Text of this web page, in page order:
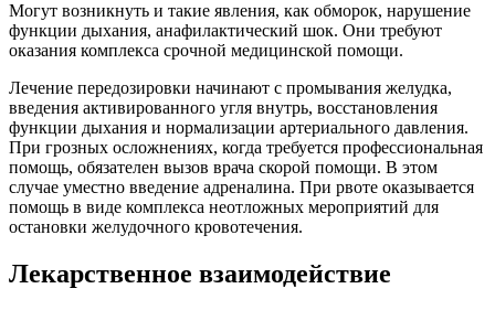
Могут возникнуть и такие явления, как обморок, нарушение
функции дыхания, анафилактический шок. Они требуют
оказания комплекса срочной медицинской помощи.
Лечение передозировки начинают с промывания желудка,
введения активированного угля внутрь, восстановления
функции дыхания и нормализации артериального давления.
При грозных осложнениях, когда требуется профессиональная
помощь, обязателен вызов врача скорой помощи. В этом
случае уместно введение адреналина. При рвоте оказывается
помощь в виде комплекса неотложных мероприятий для
остановки желудочного кровотечения.
Лекарственное взаимодействие